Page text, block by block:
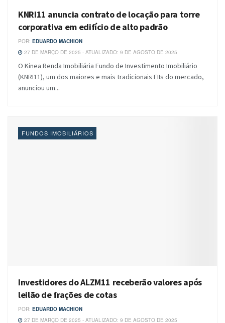
KNRI11 anuncia contrato de locação para torre
corporativa em edifício de alto padrão
POR: EDUARDO MACHION
27 DE MARÇO DE 2025 - ATUALIZADO: 9 DE AGOSTO DE 2025
O Kinea Renda Imobiliária Fundo de Investimento Imobiliário
(KNRI11), um dos maiores e mais tradicionais FIIs do mercado,
anunciou um...
FUNDOS IMOBILIÁRIOS
Investidores do ALZM11 receberão valores após
leilão de frações de cotas
POR: EDUARDO MACHION
27 DE MARÇO DE 2025 - ATUALIZADO: 9 DE AGOSTO DE 2025